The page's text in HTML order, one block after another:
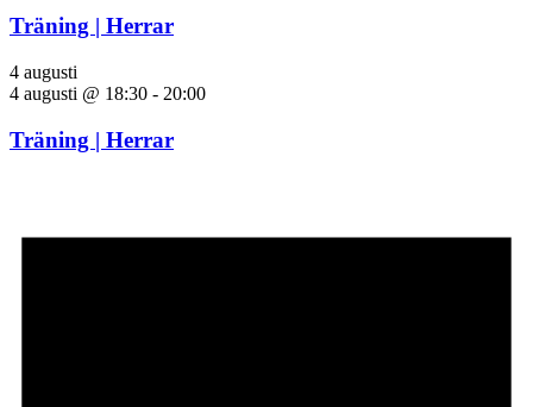
Träning | Herrar
4 augusti
4 augusti @ 18:30 - 20:00
Träning | Herrar